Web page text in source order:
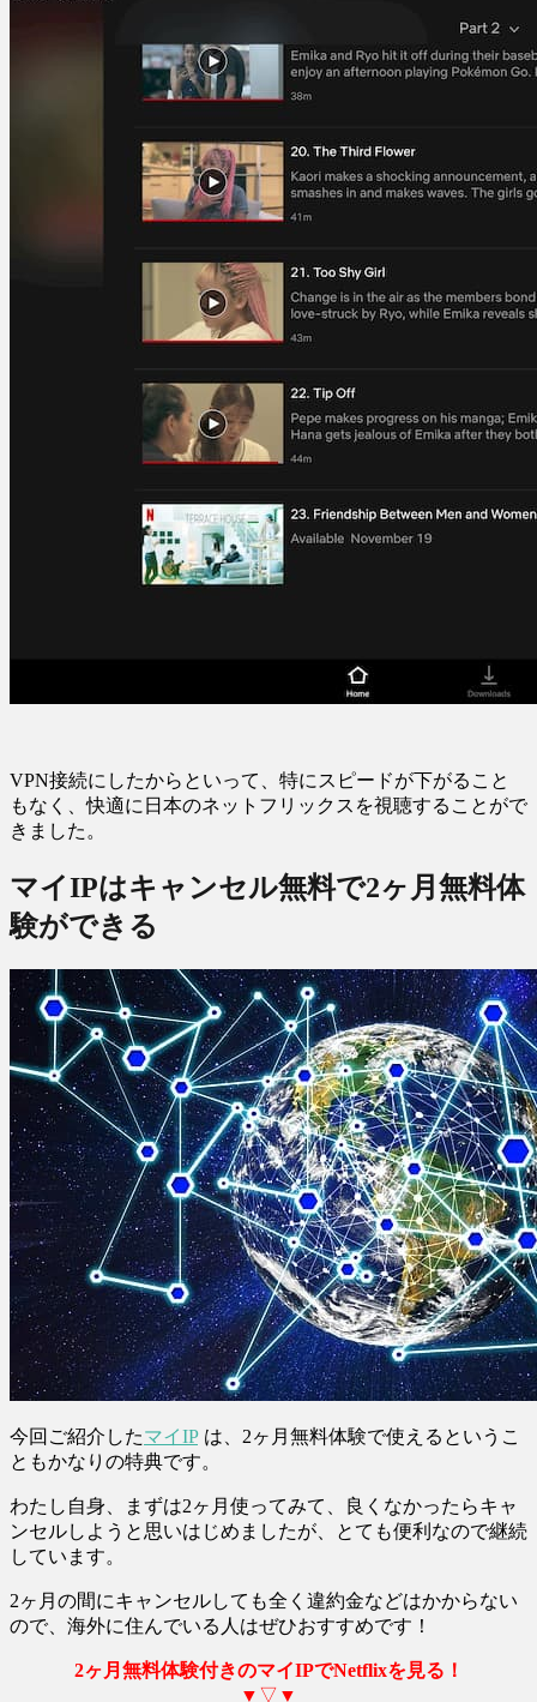
VPN接続にしたからといって、特にスピードが下がること
もなく、快適に日本のネットフリックスを視聴することがで
きました。
マイIPはキャンセル無料で2ヶ月無料体
験ができる
今回ご紹介したマイIP は、2ヶ月無料体験で使えるというこ
ともかなりの特典です。
わたし自身、まずは2ヶ月使ってみて、良くなかったらキャ
ンセルしようと思いはじめましたが、とても便利なので継続
しています。
2ヶ月の間にキャンセルしても全く違約金などはかからない
ので、海外に住んでいる人はぜひおすすめです！
2ヶ月無料体験付きのマイIPでNetflixを見る！
▼▽▼